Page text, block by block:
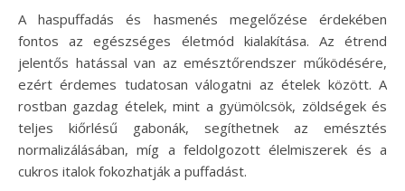
A haspuffadás és hasmenés megelőzése érdekében
fontos az egészséges életmód kialakítása. Az étrend
jelentős hatással van az emésztőrendszer működésére,
ezért érdemes tudatosan válogatni az ételek között. A
rostban gazdag ételek, mint a gyümölcsök, zöldségek és
teljes kiőrlésű gabonák, segíthetnek az emésztés
normalizálásában, míg a feldolgozott élelmiszerek és a
cukros italok fokozhatják a puffadást.